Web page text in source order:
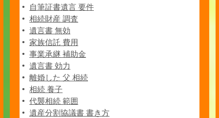
自筆証書遺言 要件
相続財産 調査
遺言書 無効
家族信託 費用
事業承継 補助金
遺言書 効力
離婚した 父 相続
相続 養子
代襲相続 範囲
遺産分割協議書 書き方